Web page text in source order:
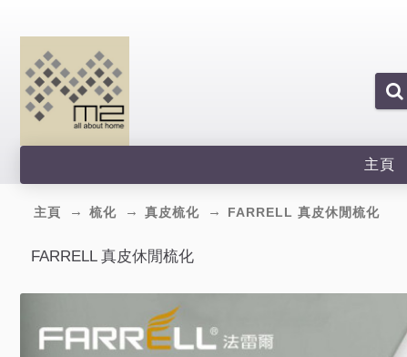
主頁
主頁 梳化 真皮梳化 FARRELL 真皮休閒梳化
FARRELL 真皮休閒梳化